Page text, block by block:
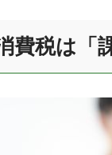
費税は「